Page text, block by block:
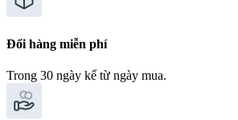
Đổi hàng miễn phí
Trong 30 ngày kể từ ngày mua.